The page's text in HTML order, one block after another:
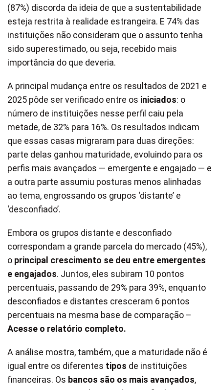
(87%) discorda da ideia de que a sustentabilidade
esteja restrita à realidade estrangeira. E 74% das
instituições não consideram que o assunto tenha
sido superestimado, ou seja, recebido mais
importância do que deveria.
A principal mudança entre os resultados de 2021 e
2025 pôde ser verificado entre os iniciados: o
número de instituições nesse perfil caiu pela
metade, de 32% para 16%. Os resultados indicam
que essas casas migraram para duas direções:
parte delas ganhou maturidade, evoluindo para os
perfis mais avançados — emergente e engajado — e
a outra parte assumiu posturas menos alinhadas
ao tema, engrossando os grupos ‘distante’ e
‘desconfiado’.
Embora os grupos distante e desconfiado
correspondam a grande parcela do mercado (45%),
o principal crescimento se deu entre emergentes
e engajados. Juntos, eles subiram 10 pontos
percentuais, passando de 29% para 39%, enquanto
desconfiados e distantes cresceram 6 pontos
percentuais na mesma base de comparação –
Acesse o relatório completo.
A análise mostra, também, que a maturidade não é
igual entre os diferentes tipos de instituições
financeiras. Os bancos são os mais avançados,